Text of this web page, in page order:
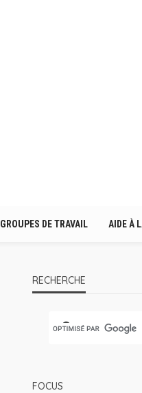
GROUPES DE TRAVAIL AIDE À
RECHERCHE
FOCUS